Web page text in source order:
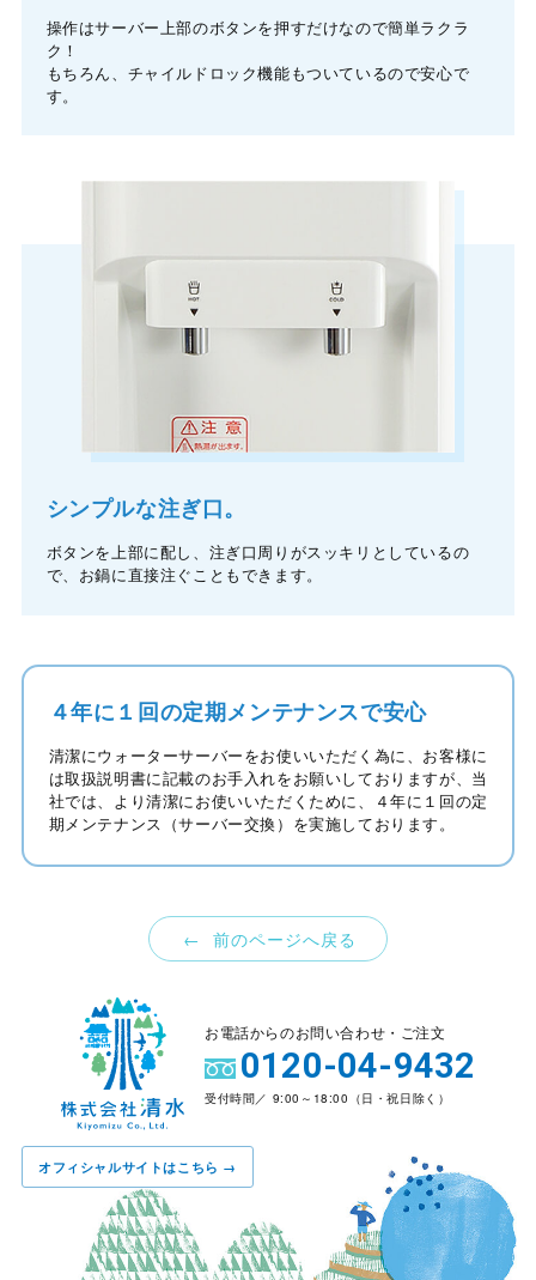
操作はサーバー上部のボタンを押すだけなので簡単ラクラ
ク！
もちろん、チャイルドロック機能もついているので安心で
す。
シンプルな注ぎ口。
ボタンを上部に配し、注ぎ口周りがスッキリとしているの
で、お鍋に直接注ぐこともできます。
４年に１回の定期メンテナンスで安心
清潔にウォーターサーバーをお使いいただく為に、お客様に
は取扱説明書に記載のお手入れをお願いしておりますが、当
社では、より清潔にお使いいただくために、４年に１回の定
期メンテナンス（サーバー交換）を実施しております。
← 前のページへ戻る
お電話からのお問い合わせ・ご注文
0120-04-9432
受付時間／ 9:00～18:00（日・祝日除く）
オフィシャルサイトはこちら →